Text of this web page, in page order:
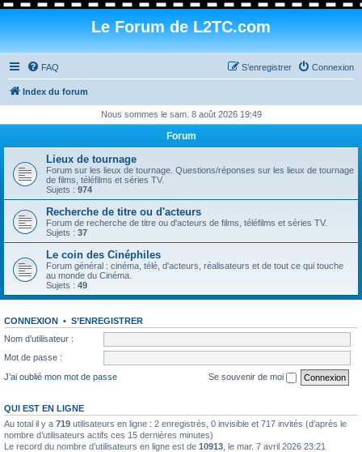
Le Forum de L2TC.com
FAQ Connexion
S’enregistrer
Index du forum
Nous sommes le sam. 8 août 2026 19:49
Forum
Lieux de tournage
Forum sur les lieux de tournage. Questions/réponses sur les lieux de tournage
de films, téléfilms et séries TV.
Sujets : 974
Recherche de titre ou d'acteurs
Forum de recherche de titre ou d'acteurs de films, téléfilms et séries TV.
Sujets : 37
Le coin des Cinéphiles
Forum général : cinéma, télé, d'acteurs, réalisateurs et de tout ce qui touche
au monde du Cinéma.
Sujets : 49
CONNEXION • S’ENREGISTRER
Nom d’utilisateur :
Mot de passe :
J’ai oublié mon mot de passe
Se souvenir de moi
QUI EST EN LIGNE
Au total il y a 719 utilisateurs en ligne : 2 enregistrés, 0 invisible et 717 invités (d’après le
nombre d’utilisateurs actifs ces 15 dernières minutes)
Le record du nombre d’utilisateurs en ligne est de 10913 , le mar. 7 avril 2026 23:21